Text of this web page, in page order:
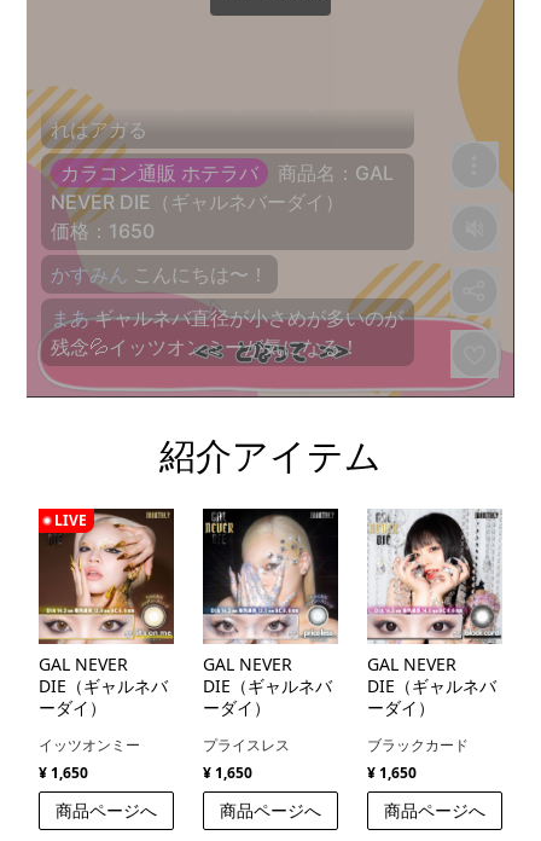
紹介アイテム
LIVE
GAL NEVER
DIE（ギャルネバ
ーダイ）
イッツオンミー
¥ 1,650
商品ページへ
GAL NEVER
DIE（ギャルネバ
ーダイ）
プライスレス
¥ 1,650
商品ページへ
GAL NEVER
DIE（ギャルネバ
ーダイ）
ブラックカード
¥ 1,650
商品ページへ